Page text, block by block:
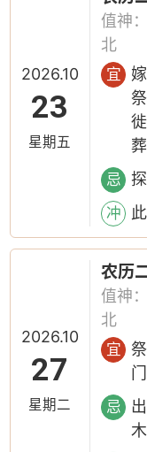
2026.10
23
星期五
值神
北
宜
忌
冲
2026.10
27
星期二
农历
值神
北
宜
忌